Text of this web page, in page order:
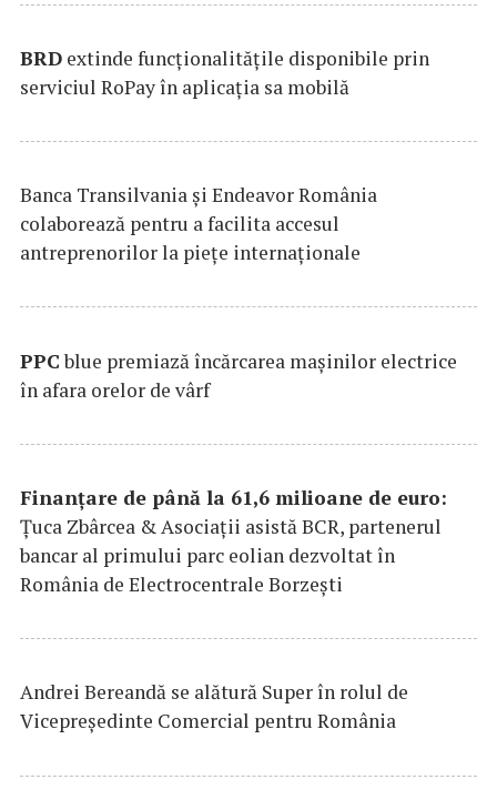
BRD extinde funcţionalităţile disponibile prin
serviciul RoPay în aplicaţia sa mobilă
Banca Transilvania şi Endeavor România
colaborează pentru a facilita accesul
antreprenorilor la pieţe internaţionale
PPCblue premiază încărcarea maşinilor electrice
în afara orelor de vârf
Finanțare de până la 61,6 milioane de euro:
Țuca Zbârcea & Asociații asistă BCR, partenerul
bancar al primului parc eolian dezvoltat în
România de Electrocentrale Borzești
Andrei Bereandă se alătură Super în rolul de
Vicepreședinte Comercial pentru România